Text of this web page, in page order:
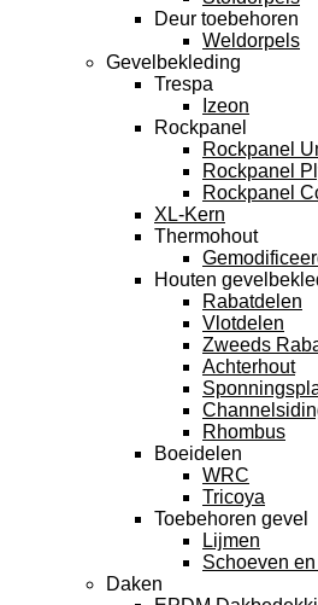
Deur toebehoren
Weldorpels
Gevelbekleding
Trespa
Izeon
Rockpanel
Rockpanel
Rockpanel
Rockpanel
XL-Kern
Thermohout
Houten
Rabatdelen
Vlotdelen
Zweeds
Achterhout
Rhombus
Boeidelen
WRC
Tricoya
Toebehoren gevel
Lijmen
Schoeven
Daken